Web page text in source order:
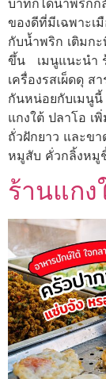
ของดีที่มีเฉพาะเ
กับน้ำพริก เติมก
ขึ้น เมนูแนะนำ
เครื่องรสเผ็ดดุ ส
กันหน่อยกับเมนูนี้
แกงใต้ ปลาโอ เ
ถั่วฝักยาว และข
หมูสับ คั่วกลิ้งห
ร้านแกง